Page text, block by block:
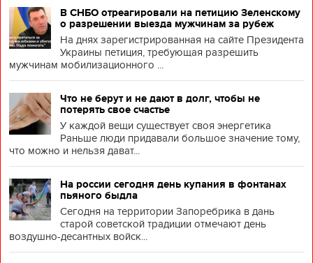
В СНБО отреагировали на петицию Зеленскому
о разрешении выезда мужчинам за рубеж
На днях зарегистрированная на сайте Президента
Украины петиция, требующая разрешить
мужчинам мобилизационного ...
Что не берут и не дают в долг, чтобы не
потерять свое счастье
У каждой вещи существует своя энергетика
Раньше люди придавали большое значение тому,
что можно и нельзя дават...
На россии сегодня день купания в фонтанах
пьяного быдла
Сегодня на территории Запоребрика в дань
старой советской традиции отмечают день
воздушно-десантных войск...